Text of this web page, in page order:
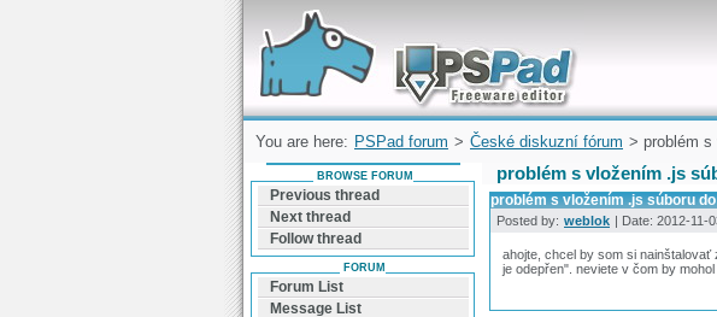
Forum can help you solve problems and quickly
find a solution with PSPad for Microsoft
Windows
You are here: PSPad forum > České diskuzní fórum > problém
problém s vložením .js
problém s vložením .js súboru
Posted by: weblok | Date: 2012-11-
ahojte, chcel by som si
je odepřen". neviete v čom by
BROWSE FORUM
Previous thread
Next thread
Follow thread
FORUM
Forum List
Message List